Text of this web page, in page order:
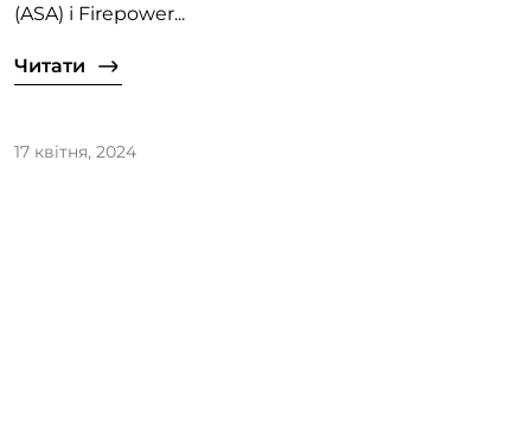
(ASA) і Firepower...
Читати
17 квітня, 2024